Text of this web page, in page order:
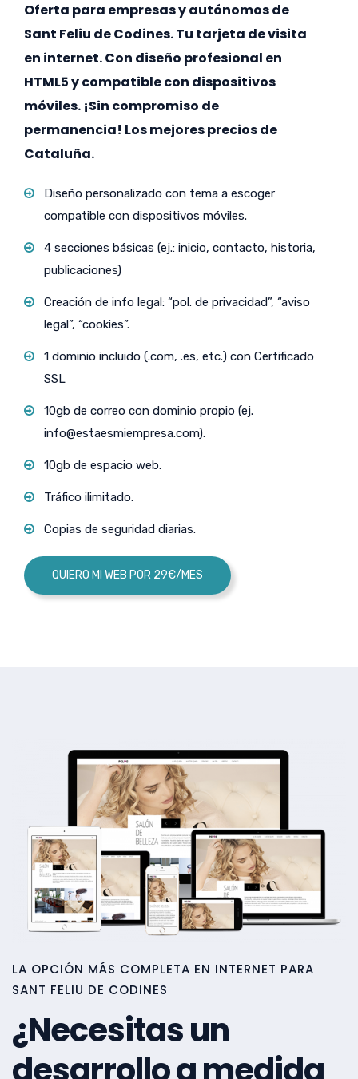
Oferta para empresas y autónomos de
Sant Feliu de Codines. Tu tarjeta de visita
en internet. Con diseño profesional en
HTML5 y compatible con dispositivos
móviles. ¡Sin compromiso de
permanencia! Los mejores precios de
Cataluña.
Diseño personalizado con tema a escoger
compatible con dispositivos móviles.
4 secciones básicas (ej.: inicio, contacto, historia,
publicaciones)
Creación de info legal: “pol. de privacidad”, “aviso
legal”, “cookies”.
1 dominio incluido (.com, .es, etc.) con Certificado
SSL
10gb de correo con dominio propio (ej.
info@estaesmiempresa.com).
10gb de espacio web.
Tráfico ilimitado.
Copias de seguridad diarias.
QUIERO MI WEB POR 29€/MES
LA OPCIÓN MÁS COMPLETA EN INTERNET PARA
SANT FELIU DE CODINES
¿Necesitas un
desarrollo a medida